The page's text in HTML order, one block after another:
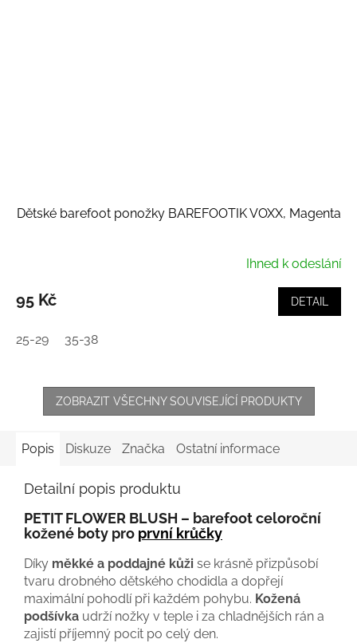
Dětské barefoot ponožky BAREFOOTIK VOXX, Magenta
Ihned k odeslání
95 Kč DETAIL
25-29 35-38
ZOBRAZIT VŠECHNY SOUVISEJÍCÍ PRODUKTY
Popis Diskuze Značka Ostatní informace
Detailní popis produktu
PETIT FLOWER BLUSH – barefoot celoroční
kožené boty pro první krůčky
Díky měkké a poddajné kůži se krásně přizpůsobí
tvaru drobného dětského chodidla a dopřejí
maximální pohodlí při každém pohybu. Kožená
podšívka udrží nožky v teple i za chladnějších rán a
zajistí příjemný pocit po celý den.